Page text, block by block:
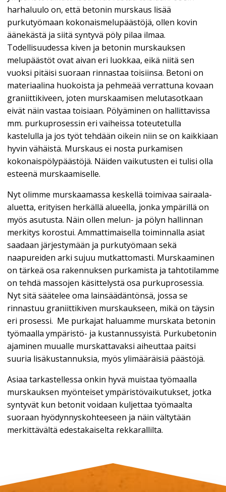
harhaluulo on, että betonin murskaus lisää
purkutyömaan kokonaismelupäästöjä, ollen kovin
äänekästä ja siitä syntyvä pöly pilaa ilmaa.
Todellisuudessa kiven ja betonin murskauksen
melupäästöt ovat aivan eri luokkaa, eikä niitä sen
vuoksi pitäisi suoraan rinnastaa toisiinsa. Betoni on
materiaalina huokoista ja pehmeää verrattuna kovaan
graniittikiveen, joten murskaamisen melutasotkaan
eivät näin vastaa toisiaan. Pölyäminen on hallittavissa
mm. purkuprosessin eri vaiheissa toteutetulla
kastelulla ja jos työt tehdään oikein niin se on kaikkiaan
hyvin vähäistä. Murskaus ei nosta purkamisen
kokonaispölypäästöjä. Näiden vaikutusten ei tulisi olla
esteenä murskaamiselle.
Nyt olimme murskaamassa keskellä toimivaa sairaala-
aluetta, erityisen herkällä alueella, jonka ympärillä on
myös asutusta. Näin ollen melun- ja pölyn hallinnan
merkitys korostui. Ammattimaisella toiminnalla asiat
saadaan järjestymään ja purkutyömaan sekä
naapureiden arki sujuu mutkattomasti. Murskaaminen
on tärkeä osa rakennuksen purkamista ja tahtotilamme
on tehdä massojen käsittelystä osa purkuprosessia.
Nyt sitä säätelee oma lainsäädäntönsä, jossa se
rinnastuu graniittikiven murskaukseen, mikä on täysin
eri prosessi. Me purkajat haluamme murskata betonin
työmaalla ympäristö- ja kustannussyistä. Purkubetonin
ajaminen muualle murskattavaksi aiheuttaa paitsi
suuria lisäkustannuksia, myös ylimääräisiä päästöjä.
Asiaa tarkastellessa onkin hyvä muistaa työmaalla
murskauksen myönteiset ympäristövaikutukset, jotka
syntyvät kun betonit voidaan kuljettaa työmaalta
suoraan hyödynnyskohteeseen ja näin vältytään
merkittävältä edestakaiselta rekkarallilta.